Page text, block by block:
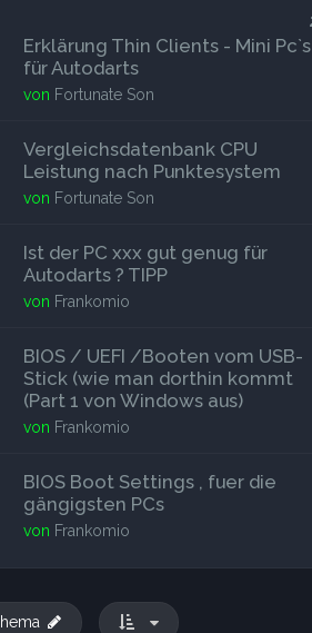
Erklärung Thin Clients - Mini Pc`s
für Autodarts
von Fortunate Son
Vergleichsdatenbank CPU
Leistung nach Punktesystem
von Fortunate Son
Ist der PC xxx gut genug für
Autodarts ? TIPP
von Frankomio
BIOS / UEFI /Booten vom USB-
Stick (wie man dorthin kommt
(Part 1 von Windows aus)
von Frankomio
BIOS Boot Settings , fuer die
gängigsten PCs
von Frankomio